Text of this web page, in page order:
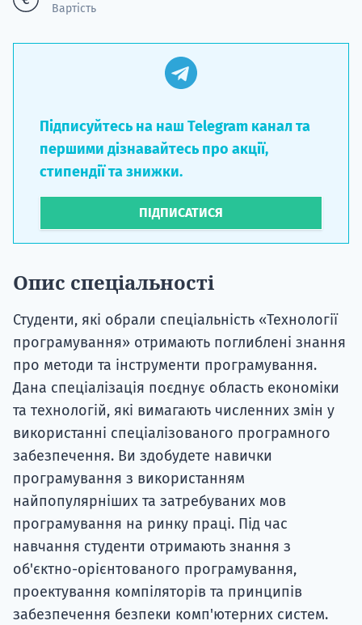
Вартість
Підписуйтесь на наш Telegram канал та
першими дізнавайтесь про акції,
стипендії та знижки.
ПІДПИСАТИСЯ
Опис спеціальності
Студенти, які обрали спеціальність «Технології
програмування» отримають поглиблені знання
про методи та інструменти програмування.
Дана спеціалізація поєднує область економіки
та технологій, які вимагають численних змін у
використанні спеціалізованого програмного
забезпечення. Ви здобудете навички
програмування з використанням
найпопулярніших та затребуваних мов
програмування на ринку праці. Під час
навчання студенти отримають знання з
об'єктно-орієнтованого програмування,
проектування компіляторів та принципів
забезпечення безпеки комп'ютерних систем.